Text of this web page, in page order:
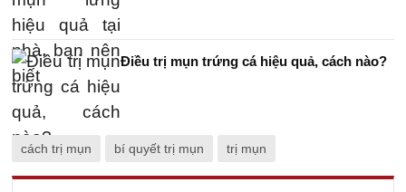
Điều trị mụn trứng cá hiệu quả, cách nào?
cách trị mụn bí quyết trị mụn trị mụn